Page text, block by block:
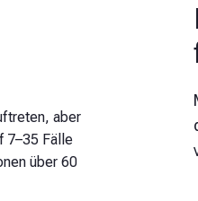
aber
7–35 Fälle
über 60